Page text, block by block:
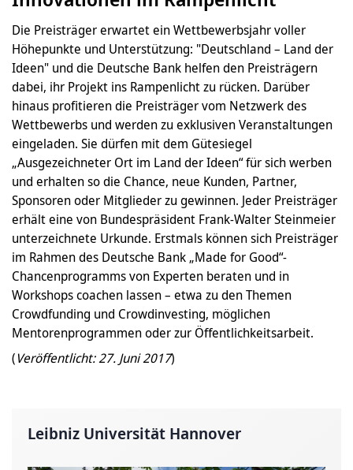
Die Preisträger erwartet ein Wettbewerbsjahr voller
Höhepunkte und Unterstützung: "Deutschland – Land der
Ideen" und die Deutsche Bank helfen den Preisträgern
dabei, ihr Projekt ins Rampenlicht zu rücken. Darüber
hinaus profitieren die Preisträger vom Netzwerk des
Wettbewerbs und werden zu exklusiven Veranstaltungen
eingeladen. Sie dürfen mit dem Gütesiegel
„Ausgezeichneter Ort im Land der Ideen“ für sich werben
und erhalten so die Chance, neue Kunden, Partner,
Sponsoren oder Mitglieder zu gewinnen. Jeder Preisträger
erhält eine von Bundespräsident Frank-Walter Steinmeier
unterzeichnete Urkunde. Erstmals können sich Preisträger
im Rahmen des Deutsche Bank „Made for Good“-
Chancenprogramms von Experten beraten und in
Workshops coachen lassen – etwa zu den Themen
Crowdfunding und Crowdinvesting, möglichen
Mentorenprogrammen oder zur Öffentlichkeitsarbeit.
(Veröffentlicht: 27. Juni 2017)
Leibniz Universität Hannover